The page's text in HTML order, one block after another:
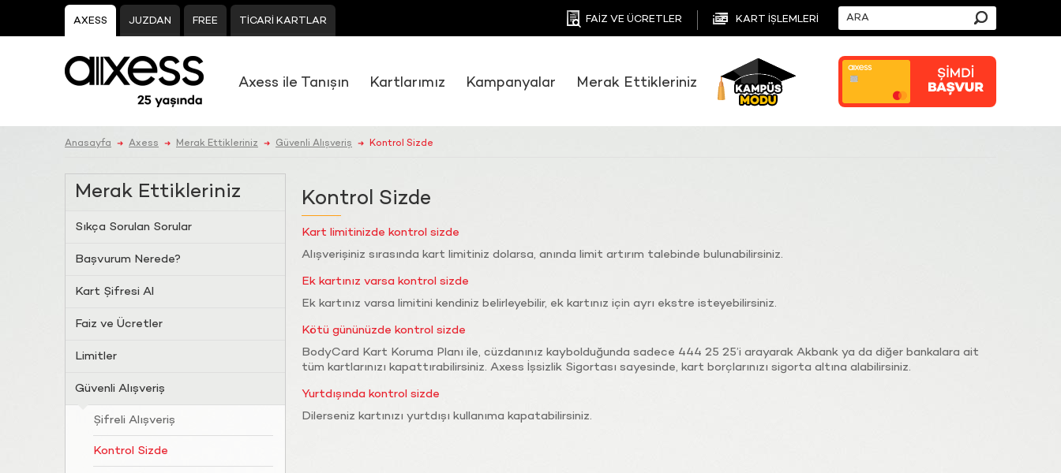
AXESS JUZDAN FREE TİCARİ KARTLAR FAİZ VE ÜCRETLER KART İŞLEMLERİ
Axess ile Tanışın Kartlarımız Kampanyalar Merak Ettikleriniz
Anasayfa ➜ Axess ➜ Merak Ettikleriniz ➜ Güvenli Alışveriş ➜ Kontrol Sizde
Merak Ettikleriniz
Sıkça Sorulan Sorular
Başvurum Nerede?
Kart Şifresi Al
Faiz ve Ücretler
Limitler
Güvenli Alışveriş
Şifreli Alışveriş
Kontrol Sizde
Kontrol Sizde
Kart limitinizde kontrol sizde
Alışverişiniz sırasında kart limitiniz dolarsa, anında limit artırım talebinde bulunabilirsiniz.
Ek kartınız varsa kontrol sizde
Ek kartınız varsa limitini kendiniz belirleyebilir, ek kartınız için ayrı ekstre isteyebilirsiniz.
Kötü gününüzde kontrol sizde
BodyCard Kart Koruma Planı ile, cüzdanınız kaybolduğunda sadece 444 25 25’i arayarak Akbank ya da diğer bankalara ait
tüm kartlarınızı kapattırabilirsiniz. Axess İşsizlik Sigortası sayesinde, kart borçlarınızı sigorta altına alabilirsiniz.
Yurtdışında kontrol sizde
Dilerseniz kartınızı yurtdışı kullanıma kapatabilirsiniz.